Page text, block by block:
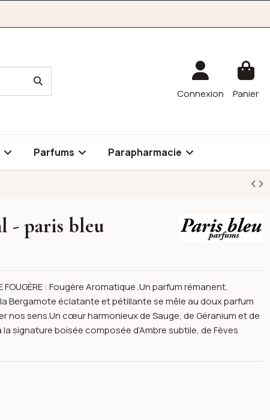
Connexion Panier
Parfums Parapharmacie
Paris Bleu
- paris bleu
: Fougère Aromatique .Un parfum rémanent,
Bergamote éclatante et pétillante se mêle au doux parfum
nos sens.Un cœur harmonieux de Sauge, de Géranium et de
signature boisée composée d’Ambre subtile, de Fèves